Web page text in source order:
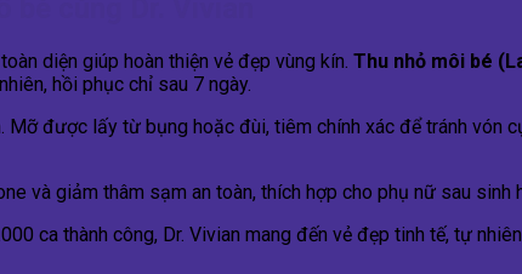
diện giúp hoàn thiện vẻ đẹp vùng kín. Thu nhỏ môi bé
hồi phục chỉ sau 7 ngày.
được lấy từ bụng hoặc đùi, tiêm chính xác để tránh vón
và giảm thâm sạm an toàn, thích hợp cho phụ nữ sau sinh
ca thành công, Dr. Vivian mang đến vẻ đẹp tinh tế, tự